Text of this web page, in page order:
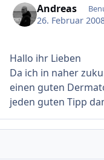
Andreas
26. Februar
Hallo ihr Lieben
Da ich in naher
einen guten
jeden guten Tipp